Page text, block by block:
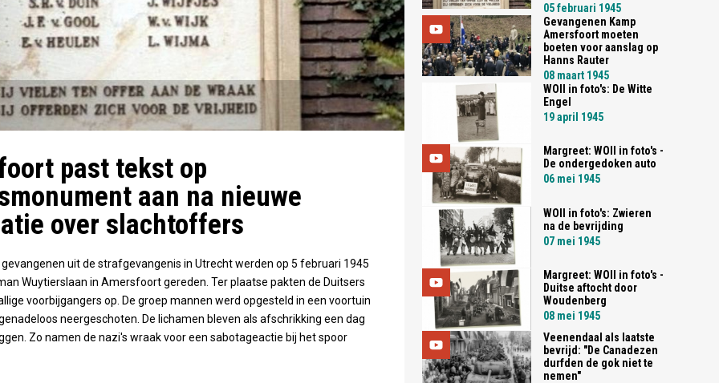
past tekst op
aan na nieuwe
over slachtoffers
uit de strafgevangenis in Utrecht werden op 5 februari 1945
Wuytierslaan in Amersfoort gereden. Ter plaatse pakten de Duitsers
voorbijgangers op. De groep mannen werd opgesteld in een voortuin
neergeschoten. De lichamen bleven als afschrikking een dag
Zo namen de nazi's wraak voor een sabotageactie bij het spoor
05 februari 1945
Gevangenen Kamp
Amersfoort moeten
boeten voor aanslag op
Hanns Rauter
08 maart 1945
WOII in foto's: De Witte
Engel
19 april 1945
Margreet: WOII in foto's -
De ondergedoken auto
06 mei 1945
WOII in foto's: Zwieren
na de bevrijding
07 mei 1945
Margreet: WOII in foto's -
Duitse aftocht door
Woudenberg
08 mei 1945
Veenendaal als laatste
bevrijd: "De Canadezen
durfden de gok niet te
nemen"